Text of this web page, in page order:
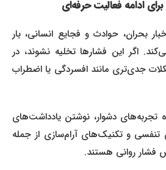
ادامه فعالیت حرفه‌ای
بحران، حوادث و فجایع انسانی، بار
اگر این فشارها تخلیه نشوند، در
جدی‌تری مانند افسردگی یا اضطراب
دشوار، نوشتن یادداشت‌های
و تکنیک‌های آرام‌سازی از جمله
روانی هستند.